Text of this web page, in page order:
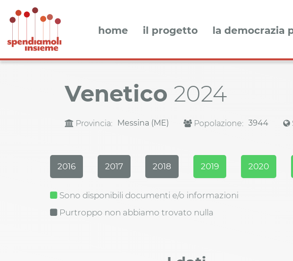
home il progetto la democrazia
Venetico 2024
Provincia: Messina (ME) Popolazione: 3944
2016 2017 2018 2019 2020
Sono disponibili documenti e/o informazioni
Purtroppo non abbiamo trovato nulla